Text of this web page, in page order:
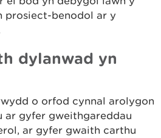
prosiect-benodol ar y
dylanwad yn
o orfod cynnal arolygon
ar gyfer gweithgareddau
ar gyfer gwaith carthu